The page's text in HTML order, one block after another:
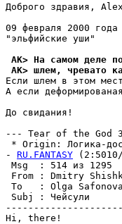
Доброго здравия,
09 февраля 2000
"эльфийские yши"
AK> На самом деле
AK> шлем, чревато
Если шлем в этом
А если
До свидания!
--- Tear of the God
* Origin: Логика-
- RU.FANTASY
Msg  :
From : Dmitry
To   : Olga
Hi, there!